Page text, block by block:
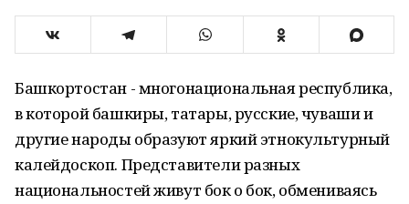
Башкортостан - многонациональная республика,
в которой башкиры, татары, русские, чуваши и
другие народы образуют яркий этнокультурный
калейдоскоп. Представители разных
национальностей живут бок о бок, обмениваясь